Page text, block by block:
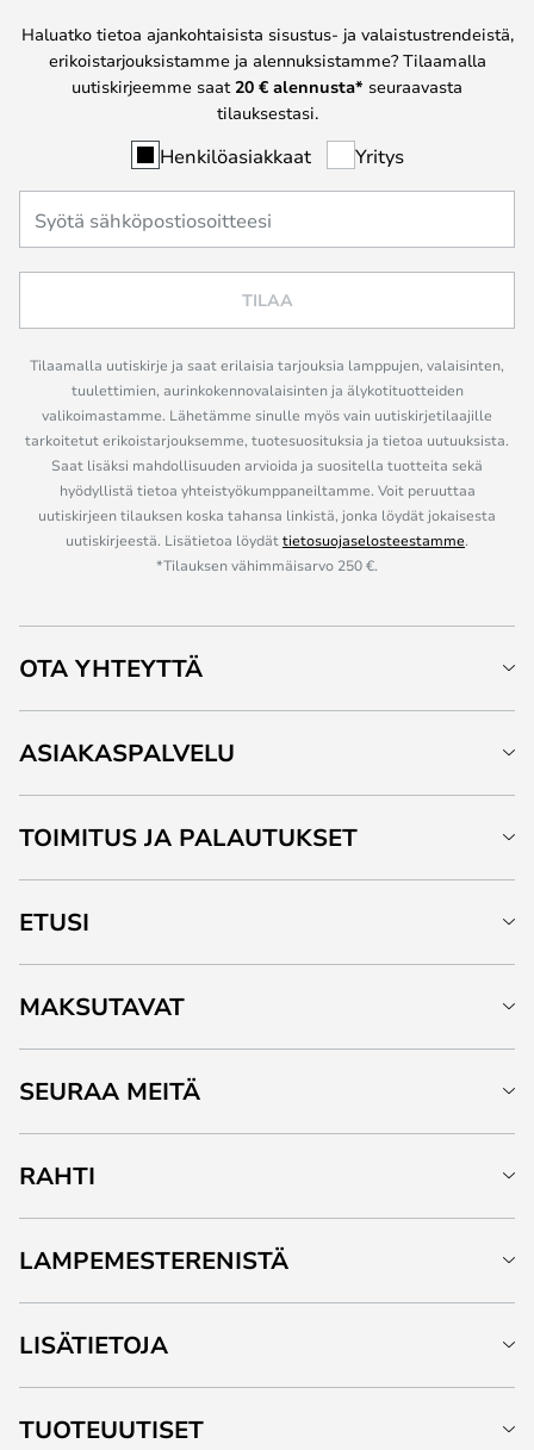
Haluatko tietoa ajankohtaisista sisustus- ja valaistustrendeistä,
erikoistarjouksistamme ja alennuksistamme? Tilaamalla
uutiskirjeemme saat 20 € alennusta* seuraavasta
tilauksestasi.
Henkilöasiakkaat Yritys
TILAA
Tilaamalla uutiskirje ja saat erilaisia tarjouksia lamppujen, valaisinten,
tuulettimien, aurinkokennovalaisinten ja älykotituotteiden
valikoimastamme. Lähetämme sinulle myös vain uutiskirjetilaajille
tarkoitetut erikoistarjouksemme, tuotesuosituksia ja tietoa uutuuksista.
Saat lisäksi mahdollisuuden arvioida ja suositella tuotteita sekä
hyödyllistä tietoa yhteistyökumppaneiltamme. Voit peruuttaa
uutiskirjeen tilauksen koska tahansa linkistä, jonka löydät jokaisesta
uutiskirjeestä. Lisätietoa löydättietosuojaselosteestamme.
*Tilauksen vähimmäisarvo 250 €.
OTA YHTEYTTÄ
ASIAKASPALVELU
TOIMITUS JA PALAUTUKSET
ETUSI
MAKSUTAVAT
SEURAA MEITÄ
RAHTI
LAMPEMESTERENISTÄ
LISÄTIETOJA
TUOTEUUTISET